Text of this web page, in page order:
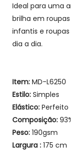
Ideal para uma
brilha em
infantis e
dia a dia.
Item: MD-L6250
Estilo: Simples
Elástico: Perfeito
Composição:
Peso: 190gsm
Largura : 175 cm